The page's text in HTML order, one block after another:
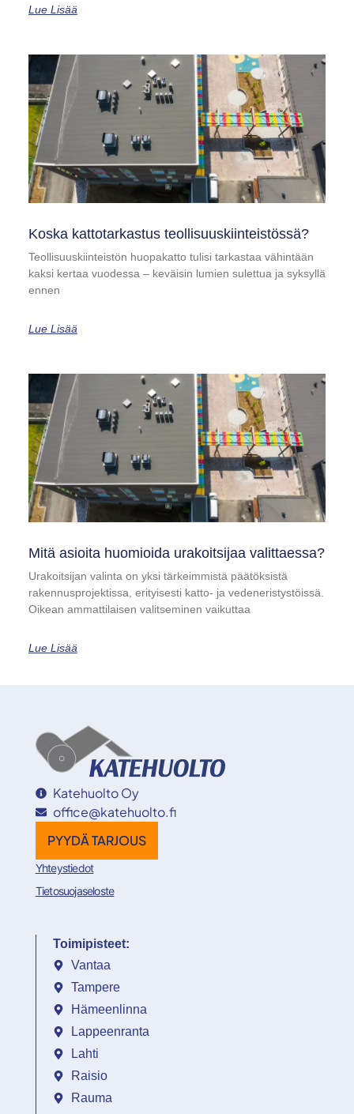
Lue Lisää
Koska kattotarkastus teollisuuskiinteistössä?
Teollisuuskiinteistön huopakatto tulisi tarkastaa vähintään
kaksi kertaa vuodessa – keväisin lumien sulettua ja syksyllä
ennen
Lue Lisää
Mitä asioita huomioida urakoitsijaa valittaessa?
Urakoitsijan valinta on yksi tärkeimmistä päätöksistä
rakennusprojektissa, erityisesti katto- ja vedeneristystöissä.
Oikean ammattilaisen valitseminen vaikuttaa
Lue Lisää
Katehuolto Oy
office@katehuolto.fi
PYYDÄ TARJOUS
Yhteystiedot
Tietosuojaseloste
Toimipisteet:
Vantaa
Tampere
Hämeenlinna
Lappeenranta
Lahti
Raisio
Rauma